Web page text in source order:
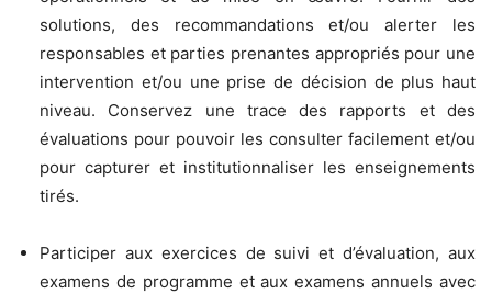
solutions, des recommandations et/ou alerter les
responsables et parties prenantes appropriés pour une
intervention et/ou une prise de décision de plus haut
niveau. Conservez une trace des rapports et des
évaluations pour pouvoir les consulter facilement et/ou
pour capturer et institutionnaliser les enseignements
tirés.
Participer aux exercices de suivi et d’évaluation, aux
examens de programme et aux examens annuels avec